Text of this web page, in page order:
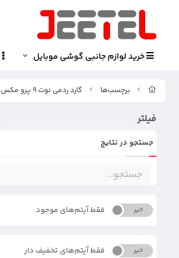
خرید لوازم جانبی گوشی موبایل
برچسب‌ها گارد ردمی نوت 9 پرو مکس
فیلتر
جستجو در نتایج
بله خیر فقط آیتم‌های موجود
بله خیر فقط آیتم‌های تخفیف دار